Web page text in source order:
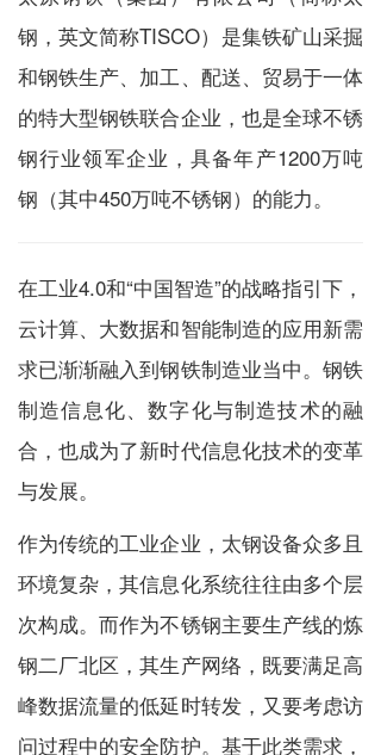
钢，英文简称TISCO）是集铁矿山采掘
和钢铁生产、加工、配送、贸易于一体
的特大型钢铁联合企业，也是全球不锈
钢行业领军企业，具备年产1200万吨
钢（其中450万吨不锈钢）的能力。
在工业4.0和“中国智造”的战略指引下，
云计算、大数据和智能制造的应用新需
求已渐渐融入到钢铁制造业当中。钢铁
制造信息化、数字化与制造技术的融
合，也成为了新时代信息化技术的变革
与发展。
作为传统的工业企业，太钢设备众多且
环境复杂，其信息化系统往往由多个层
次构成。而作为不锈钢主要生产线的炼
钢二厂北区，其生产网络，既要满足高
峰数据流量的低延时转发，又要考虑访
问过程中的安全防护。基于此类需求，